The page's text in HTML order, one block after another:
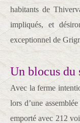
habitants de
impliqués, et
exceptionnel de
Un blocus du
Avec la ferme
lors d’une
emporté avec 212